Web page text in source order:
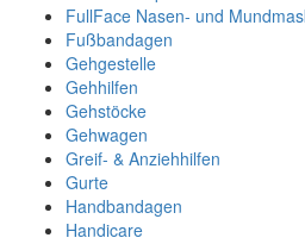
FullFace Nasen- und
Fußbandagen
Gehgestelle
Gehhilfen
Gehstöcke
Gehwagen
Greif- & Anziehhilfen
Gurte
Handbandagen
Handicare